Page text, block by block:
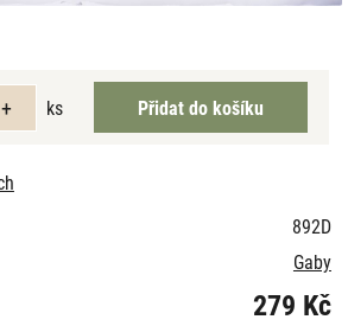
ks
892D
Gaby
279 Kč